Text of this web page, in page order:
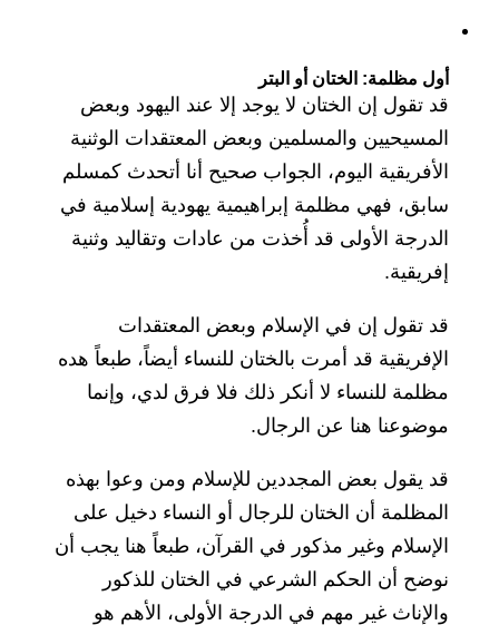
أول مظلمة: الختان أو البتر
قد تقول إن الختان لا يوجد إلا عند اليهود وبعض
المسيحيين والمسلمين وبعض المعتقدات الوثنية
الأفريقية اليوم، الجواب صحيح أنا أتحدث كمسلم
سابق، فهي مظلمة إبراهيمية يهودية إسلامية في
الدرجة الأولى قد أُخذت من عادات وتقاليد وثنية
إفريقية.
قد تقول إن في الإسلام وبعض المعتقدات
الإفريقية قد أمرت بالختان للنساء أيضاً، طبعاً هده
مظلمة للنساء لا أنكر ذلك فلا فرق لدي، وإنما
موضوعنا هنا عن الرجال.
قد يقول بعض المجددين للإسلام ومن وعوا بهذه
المظلمة أن الختان للرجال أو النساء دخيل على
الإسلام وغير مذكور في القرآن، طبعاً هنا يجب أن
نوضح أن الحكم الشرعي في الختان للذكور
والإناث غير مهم في الدرجة الأولى، الأهم هو